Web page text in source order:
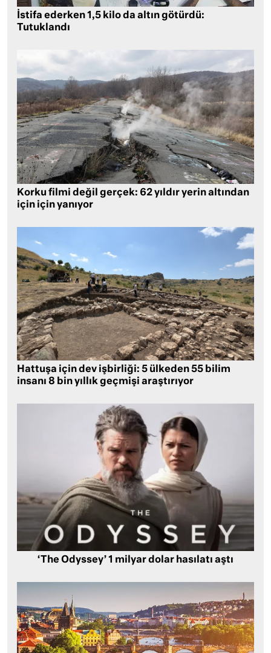
İstifa ederken 1,5 kilo da altın götürdü:
Tutuklandı
Korku filmi değil gerçek: 62 yıldır yerin altından
için için yanıyor
Hattuşa için dev işbirliği: 5 ülkeden 55 bilim
insanı 8 bin yıllık geçmişi araştırıyor
‘The Odyssey’ 1 milyar dolar hasılatı aştı